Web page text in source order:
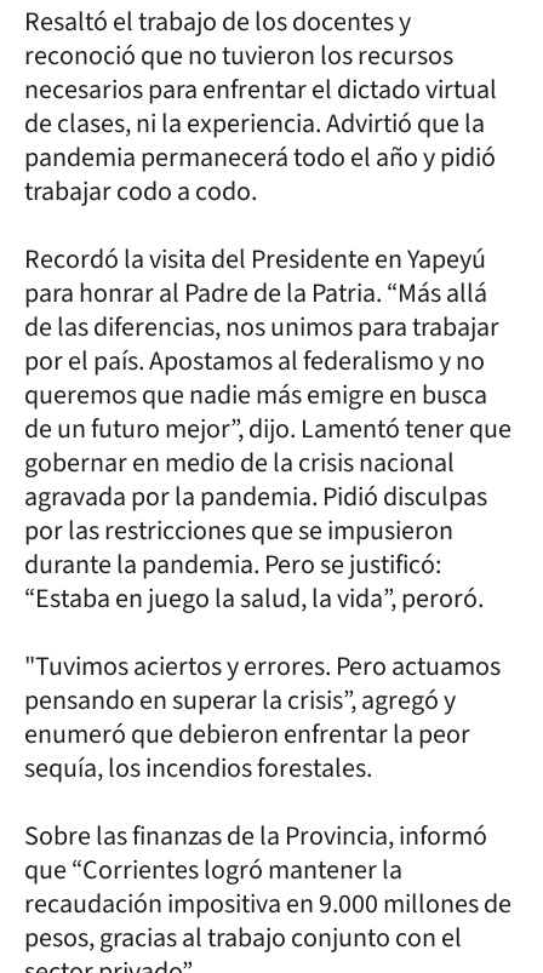
Resaltó el trabajo de los docentes y
reconoció que no tuvieron los recursos
necesarios para enfrentar el dictado virtual
de clases, ni la experiencia. Advirtió que la
pandemia permanecerá todo el año y pidió
trabajar codo a codo.
Recordó la visita del Presidente en Yapeyú
para honrar al Padre de la Patria. “Más allá
de las diferencias, nos unimos para trabajar
por el país. Apostamos al federalismo y no
queremos que nadie más emigre en busca
de un futuro mejor”, dijo. Lamentó tener que
gobernar en medio de la crisis nacional
agravada por la pandemia. Pidió disculpas
por las restricciones que se impusieron
durante la pandemia. Pero se justificó:
“Estaba en juego la salud, la vida”, peroró.
"Tuvimos aciertos y errores. Pero actuamos
pensando en superar la crisis”, agregó y
enumeró que debieron enfrentar la peor
sequía, los incendios forestales.
Sobre las finanzas de la Provincia, informó
que “Corrientes logró mantener la
recaudación impositiva en 9.000 millones de
pesos, gracias al trabajo conjunto con el